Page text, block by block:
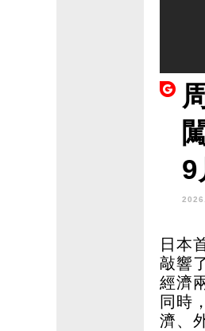
9
日本
敲響
經濟
同時
濟、